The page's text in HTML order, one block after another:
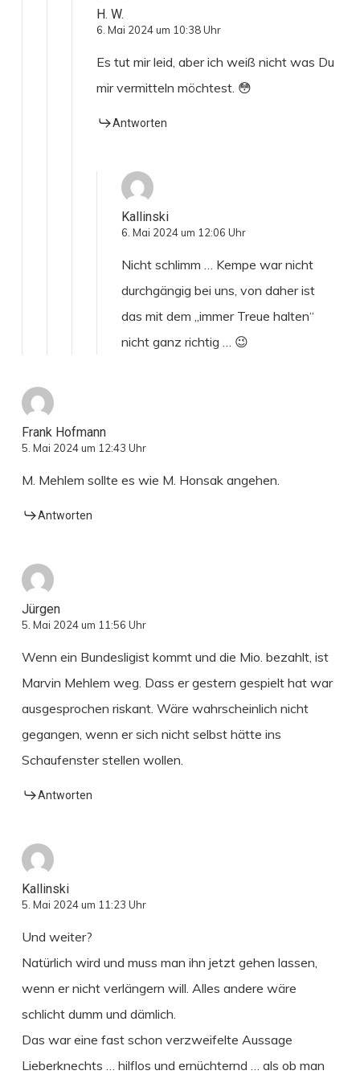
H. W.
6. Mai 2024 um 10:38 Uhr
Es tut mir leid, aber ich weiß nicht was Du
mir vermitteln möchtest. 😳
Antworten
Kallinski
6. Mai 2024 um 12:06 Uhr
Nicht schlimm … Kempe war nicht
durchgängig bei uns, von daher ist
das mit dem „immer Treue halten“
nicht ganz richtig … 😉
Frank Hofmann
5. Mai 2024 um 12:43 Uhr
M. Mehlem sollte es wie M. Honsak angehen.
Antworten
Jürgen
5. Mai 2024 um 11:56 Uhr
Wenn ein Bundesligist kommt und die Mio. bezahlt, ist
Marvin Mehlem weg. Dass er gestern gespielt hat war
ausgesprochen riskant. Wäre wahrscheinlich nicht
gegangen, wenn er sich nicht selbst hätte ins
Schaufenster stellen wollen.
Antworten
Kallinski
5. Mai 2024 um 11:23 Uhr
Und weiter?
Natürlich wird und muss man ihn jetzt gehen lassen,
wenn er nicht verlängern will. Alles andere wäre
schlicht dumm und dämlich.
Das war eine fast schon verzweifelte Aussage
Lieberknechts … hilflos und ernüchternd … als ob man